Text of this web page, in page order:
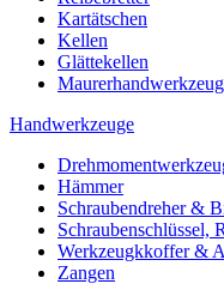
Kartätschen
Kellen
Glättekellen
Handwerkzeuge
Hämmer
Schraubendreher &
Schraubenschlüssel,
Werkzeugkkoffer &
Zangen